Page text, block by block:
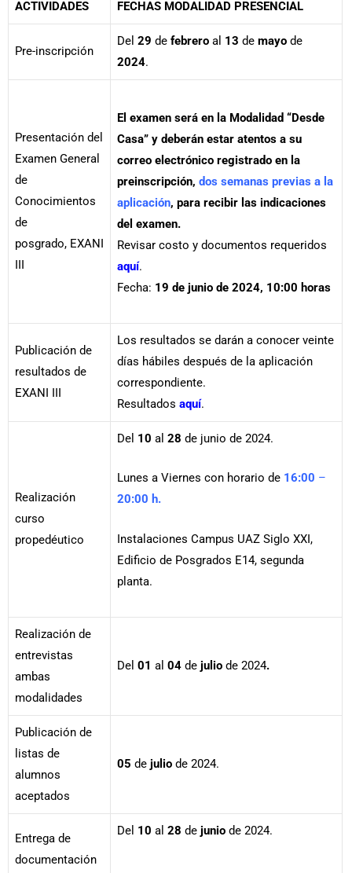
ACTIVIDADES FECHAS MODALIDAD PRESENCIAL
Pre-inscripción
Del 29 de febrero al 13 de mayo de
2024.
Presentación del
Examen General
de
Conocimientos
de
posgrado, EXANI
III
El examen será en la Modalidad “Desde
Casa” y deberán estar atentos a su
correo electrónico registrado en la
preinscripción, dos semanas previas a la
aplicación, para recibir las indicaciones
del examen.
Revisar costo y documentos requeridos
aquí.
Fecha: 19 de junio de 2024, 10:00 horas
Publicación de
resultados de
EXANI III
Los resultados se darán a conocer veinte
días hábiles después de la aplicación
correspondiente.
Resultados aquí.
Realización
curso
propedéutico
Del 10 al 28 de junio de 2024.
Lunes a Viernes con horario de 16:00 –
20:00 h.
Instalaciones Campus UAZ Siglo XXI,
Edificio de Posgrados E14, segunda
planta.
Realización de
entrevistas
ambas
modalidades
Del 01 al 04 de julio de 2024.
Publicación de
listas de
alumnos
aceptados
05 de julio de 2024.
Entrega de
documentación
Del 10 al 28 de junio de 2024.